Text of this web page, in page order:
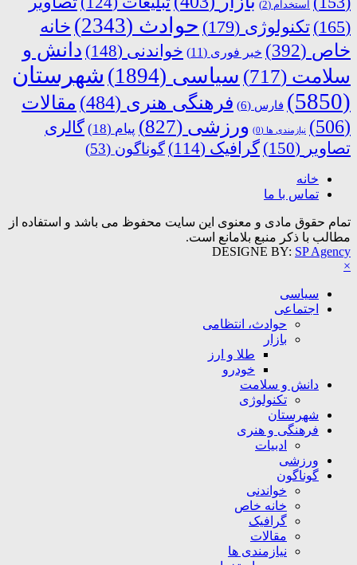
استخدام (2)
(165)
تکنولوژی (179) حوادث (2343)
خانه
خاص (392) خبر فوری (11) خواندنی (148)
دانش و
سلامت (717) سیاسی (1894)
شهرستان
(5850)
فارس (6) فرهنگی هنری (484)
مقالات
(506)
نیازمندی ها (0) ورزشی (827) پیام (18)
گالری
تصاویر (150) گرافیک (114) گوناگون (53)
خانه
تماس با ما
تمام حقوق مادی و معنوی این سایت محفوظ می باشد و استفاده از
مطالب با ذکر منبع بلامانع است.
DESIGNE BY: SP Agency
×
سیاسی
اجتماعی
حوادث، انتظامی
بازار
طلا و ارز
خودرو
دانش و سلامت
تکنولوژی
شهرستان
فرهنگی و هنری
ادبیات
ورزشی
گوناگون
خواندنی
خانه خاص
گرافیک
مقالات
نیازمندی ها